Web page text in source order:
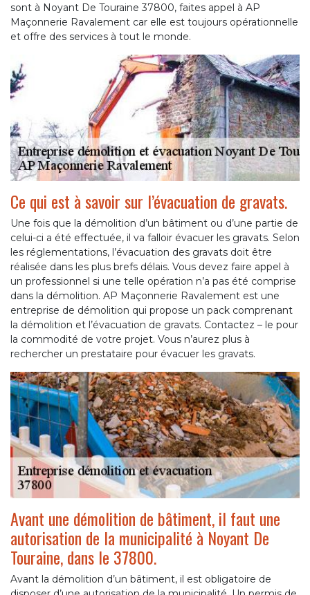
sont à Noyant De Touraine 37800, faites appel à AP
Maçonnerie Ravalement car elle est toujours opérationnelle
et offre des services à tout le monde.
Ce qui est à savoir sur l’évacuation de gravats.
Une fois que la démolition d’un bâtiment ou d’une partie de
celui-ci a été effectuée, il va falloir évacuer les gravats. Selon
les réglementations, l’évacuation des gravats doit être
réalisée dans les plus brefs délais. Vous devez faire appel à
un professionnel si une telle opération n’a pas été comprise
dans la démolition. AP Maçonnerie Ravalement est une
entreprise de démolition qui propose un pack comprenant
la démolition et l’évacuation de gravats. Contactez – le pour
la commodité de votre projet. Vous n’aurez plus à
rechercher un prestataire pour évacuer les gravats.
Avant une démolition de bâtiment, il faut une
autorisation de la municipalité à Noyant De
Touraine, dans le 37800.
Avant la démolition d’un bâtiment, il est obligatoire de